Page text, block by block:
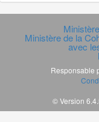
Ministère de la
avec
Responsable
© Version